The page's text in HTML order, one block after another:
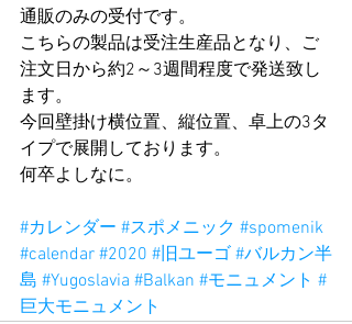
通販のみの受付です。
こちらの製品は受注生産品となり、ご
注文日から約2～3週間程度で発送致し
ます。
今回壁掛け横位置、縦位置、卓上の3タ
イプで展開しております。
何卒よしなに。
#カレンダー #スポメニック #spomenik
#calendar #2020 #旧ユーゴ #バルカン半
島 #Yugoslavia #Balkan #モニュメント #
巨大モニュメント